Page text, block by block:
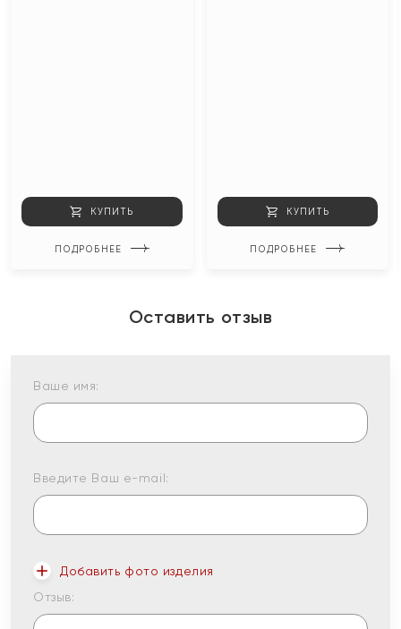
КУПИТЬ
ПОДРОБНЕЕ
КУПИТЬ
ПОДРОБНЕЕ
Оставить отзыв
Ваше имя:
Введите Ваш e-mail:
Добавить фото изделия
Отзыв: